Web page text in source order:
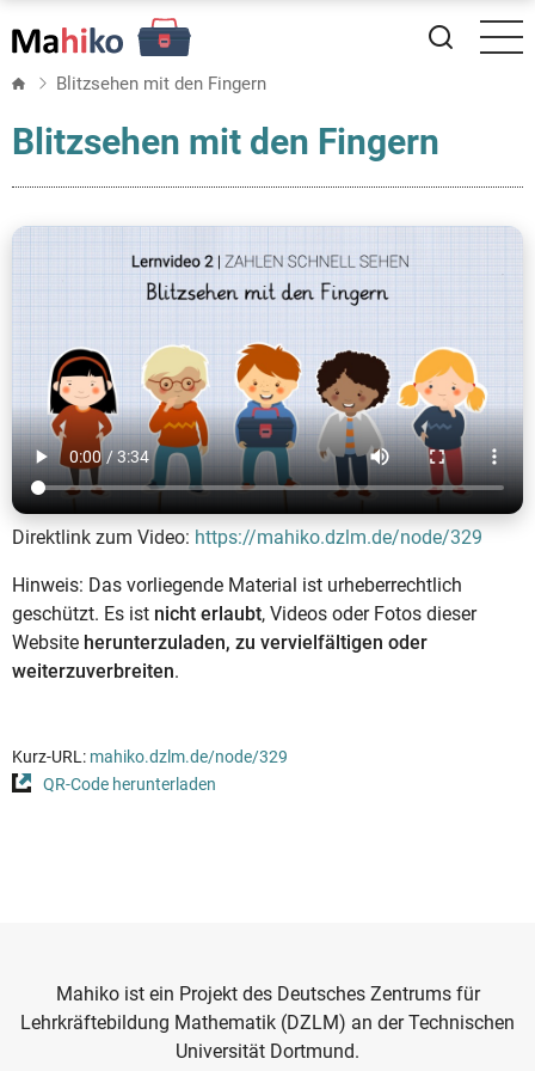
zum
Inhalt
Blitzsehen mit den Fingern
Blitzsehen mit den Fingern
Direktlink zum Video: https://mahiko.dzlm.de/node/329
Hinweis: Das vorliegende Material ist urheberrechtlich
geschützt. Es ist nicht erlaubt, Videos oder Fotos dieser
Website herunterzuladen, zu vervielfältigen oder
weiterzuverbreiten.
Kurz-URL: mahiko.dzlm.de/node/329
QR-Code herunterladen
Mahiko ist ein Projekt des Deutsches Zentrums für
Lehrkräftebildung Mathematik (DZLM) an der Technischen
Universität Dortmund.